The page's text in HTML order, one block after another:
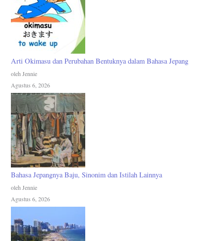
Arti Okimasu dan Perubahan Bentuknya dalam Bahasa Jepang
oleh Jennie
Agustus 6, 2026
Bahasa Jepangnya Baju, Sinonim dan Istilah Lainnya
oleh Jennie
Agustus 6, 2026